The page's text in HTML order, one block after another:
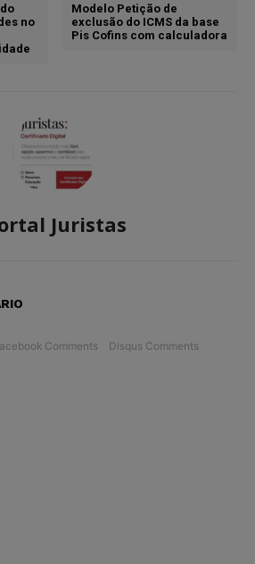
no
Modelo Petição de
exclusão do ICMS da base
Pis Cofins com calculadora
Juristas
Comments Disqus Comments